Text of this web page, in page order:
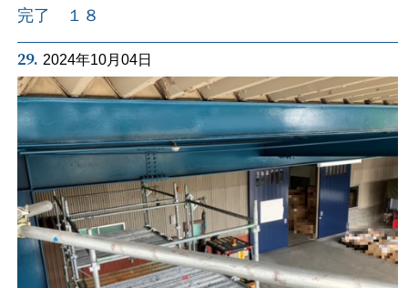
完了 １８
29. 2024年10月04日